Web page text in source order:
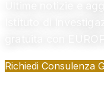
Richiedi Consulenza